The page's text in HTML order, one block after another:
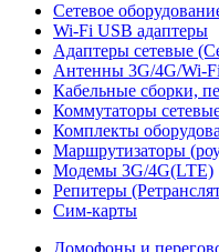
Сетевое
Wi-Fi USB адаптеры
Адаптеры сетевые
Антенны 3G/4G/Wi-
Кабельные сборки,
Коммутаторы
Комплекты
Маршрутизаторы
Модемы 3G/4G(LTE)
Репитеры
Сим-карты
Домофоны и